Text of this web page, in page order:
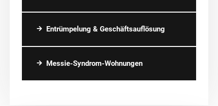
Entrümpelung & Geschäftsauflösung
Messie-Syndrom-Wohnungen